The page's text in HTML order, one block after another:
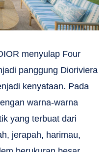
menyulap Four
panggung Dioriviera
kenyataan. Pada
warna-warna
yang terbuat dari
jerapah, harimau,